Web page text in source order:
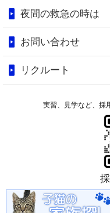
夜間の救急の時は
お問い合わせ
リクルート
実習、見学など、採